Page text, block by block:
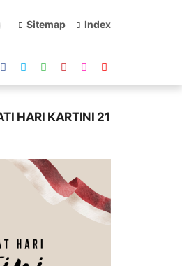
Sitemap Index
HARI KARTINI 21